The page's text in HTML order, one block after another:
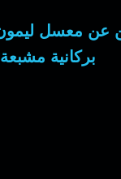
عن معسل ليمون
بركانية